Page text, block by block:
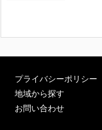
プライバシーポリシー
地域から探す
お問い合わせ